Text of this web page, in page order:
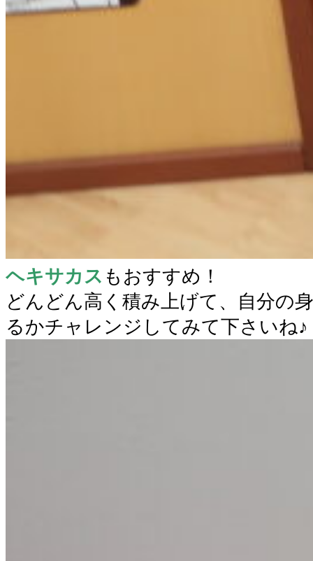
ヘキサカス もおすすめ！
どんどん高く積み上げて、自分の
るかチャレンジしてみて下さいね♪